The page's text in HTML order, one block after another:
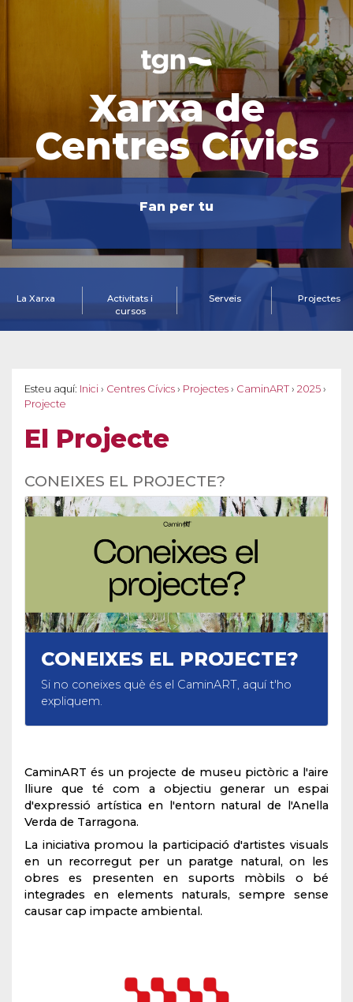
Xarxa de
Centres Cívics
Fan per tu
La Xarxa
Activitats i
cursos
Serveis Projectes
Esteu aquí: Inici › Centres Cívics › Projectes › CaminART › 2025 ›
Projecte
El Projecte
CONEIXES EL PROJECTE?
CONEIXES EL PROJECTE?
Si no coneixes què és el CaminART, aquí t'ho
expliquem.
CaminART és un projecte de museu pictòric a l'aire
lliure que té com a objectiu generar un espai
d'expressió artística en l'entorn natural de l'Anella
Verda de Tarragona.
La iniciativa promou la participació d'artistes visuals
en un recorregut per un paratge natural, on les
obres es presenten en suports mòbils o bé
integrades en elements naturals, sempre sense
causar cap impacte ambiental.